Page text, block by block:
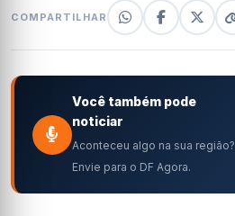
COMPARTILHAR
Você também pode
noticiar
Aconteceu algo na sua região?
Envie para o DF Agora.